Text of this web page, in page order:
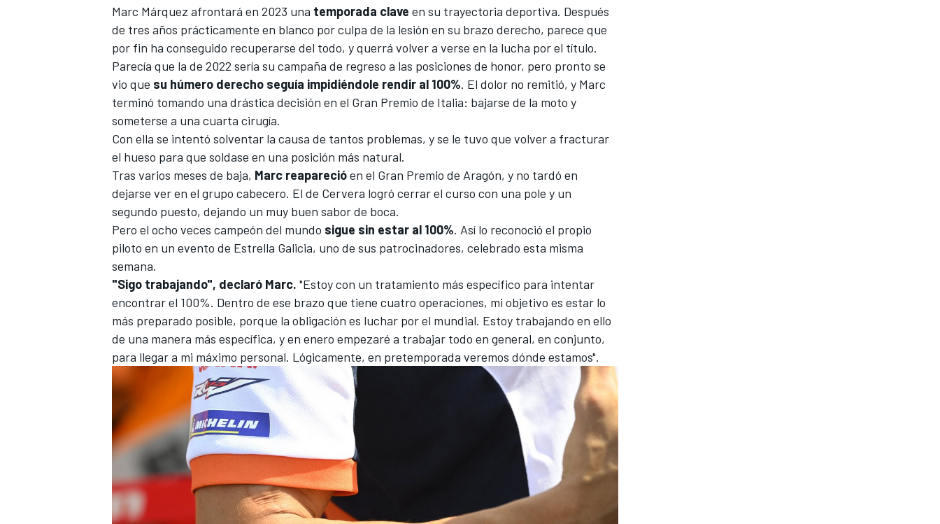
MÁS CATEGORÍAS
Marc Márquez afrontará en 2023 una temporada clave en su trayectoria deportiva. Después
de tres años prácticamente en blanco por culpa de la lesión en su brazo derecho, parece que
por fin ha conseguido recuperarse del todo, y querrá volver a verse en la lucha por el título.
Parecía que la de 2022 sería su campaña de regreso a las posiciones de honor, pero pronto se
vio que su húmero derecho seguía impidiéndole rendir al 100%. El dolor no remitió, y Marc
terminó tomando una drástica decisión en el Gran Premio de Italia: bajarse de la moto y
someterse a una cuarta cirugía.
Con ella se intentó solventar la causa de tantos problemas, y se le tuvo que volver a fracturar
el hueso para que soldase en una posición más natural.
Tras varios meses de baja, Marc reaparecióen el Gran Premio de Aragón, y no tardó en
dejarse ver en el grupo cabecero. El de Cervera logró cerrar el curso con una pole y un
segundo puesto, dejando un muy buen sabor de boca.
Pero el ocho veces campeón del mundo sigue sin estar al 100%. Así lo reconoció el propio
piloto en un evento de Estrella Galicia, uno de sus patrocinadores, celebrado esta misma
semana.
"Sigo trabajando", declaró Marc. "Estoy con un tratamiento más específico para intentar
encontrar el 100%. Dentro de ese brazo que tiene cuatro operaciones, mi objetivo es estar lo
más preparado posible, porque la obligación es luchar por el mundial. Estoy trabajando en ello
de una manera más específica, y en enero empezaré a trabajar todo en general, en conjunto,
para llegar a mi máximo personal. Lógicamente, en pretemporada veremos dónde estamos".